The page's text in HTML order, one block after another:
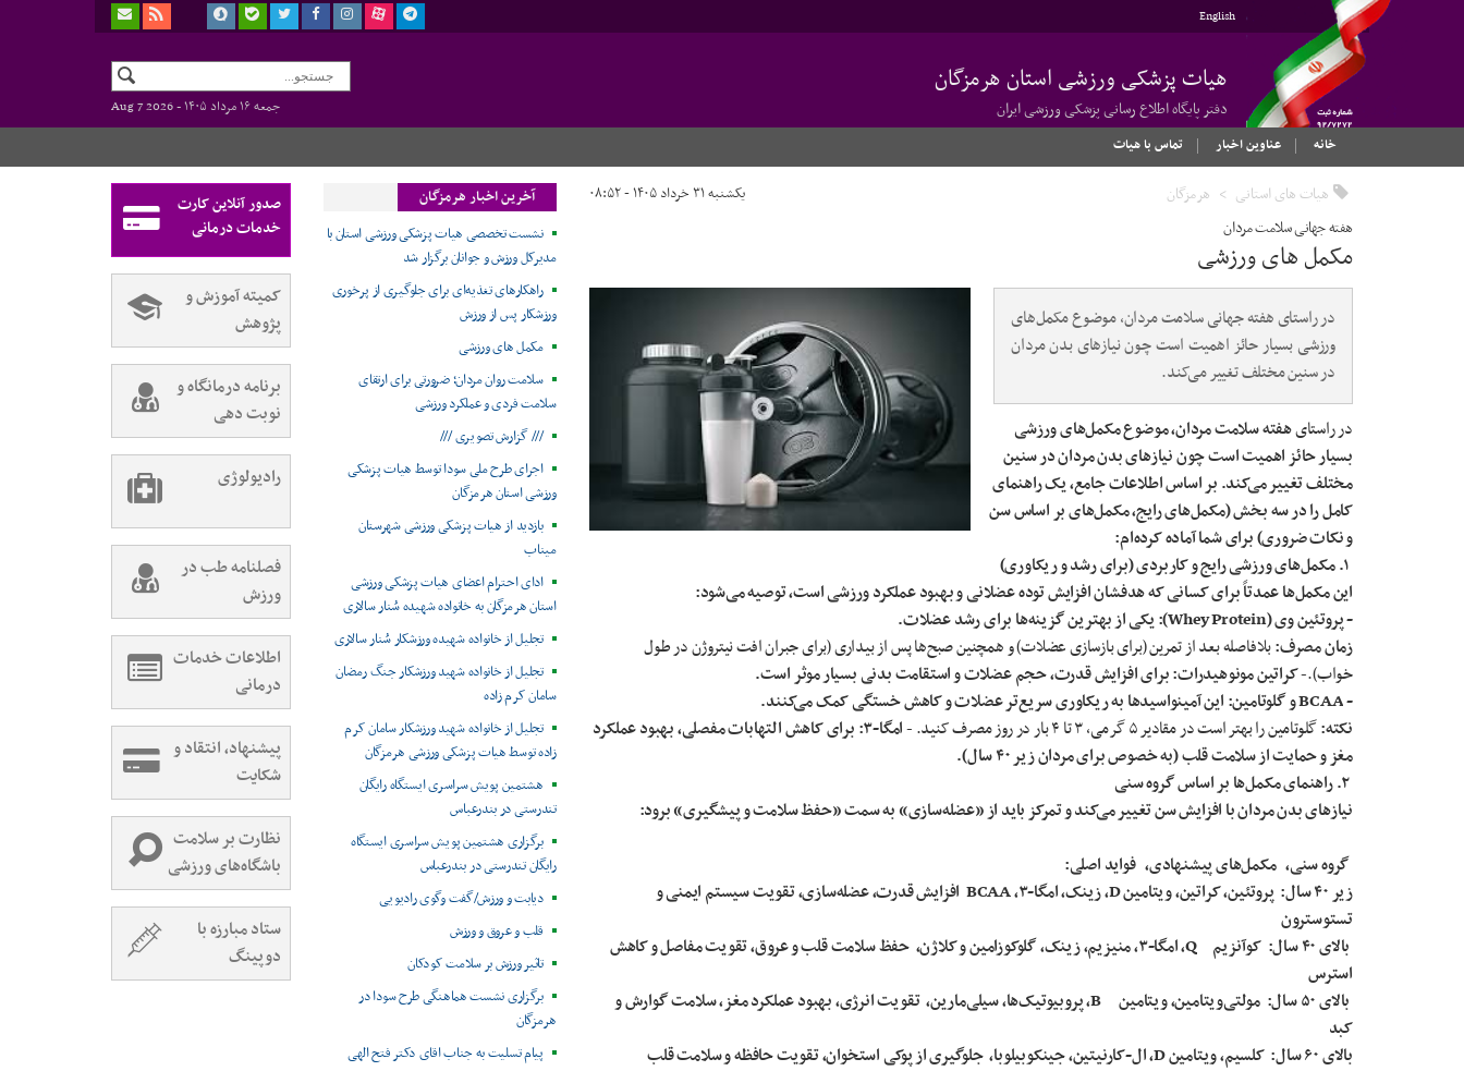
English
هیات پزشکی ورزشی استان هرمزگان
دفتر پایگاه اطلاع رسانی پزشکی ورزشی ایران جمعه ۱۶ مرداد ۱۴۰۵ -
Aug 7 2026
خانه
عناوین اخبار تماس با هیات
هیات های استانی هرمزگان یکشنبه ۳۱ خرداد ۱۴۰۵ - ۰۸:۵۲
هفته جهانی سلامت مردان
مکمل های ورزشی
در راستای هفته جهانی سلامت مردان، موضوع مکمل‌های
ورزشی بسیار حائز اهمیت است چون نیازهای بدن مردان
در سنین مختلف تغییر می‌کند.
در راستایهفته سلامت مردان، موضوع مکمل‌های ورزشی
بسیار حائز اهمیت است چون نیازهای بدن مردان در سنین
مختلف تغییر می‌کند. بر اساس اطلاعات جامع، یک راهنمای
کامل را در سهبخش (مکمل‌های رایج، مکمل‌های بر اساس سن
و نکات ضروری) برای شما آماده کرده‌ام:
این مکمل‌ها عمدتاً برای کسانی که هدفشان افزایش توده عضلانی و بهبود عملکرد ورزشی است، توصیه می‌شود:
- پروتئین وی (Whey Protein): یکی از بهترین گزینه‌ها برای رشد عضلات.
زمان مصرف:بلافاصله بعد از تمرین (برای بازسازی عضلات) و همچنین صبح‌ها پس از بیداری (برای جبران افت نیتروژن در طول
خواب).-کراتین مونوهیدرات: برای افزایش قدرت، حجم عضلات و استقامت بدنی بسیار موثر است.
-
BCAAو گلوتامین: این آمینواسیدها به ریکاوری سریع‌تر عضلات و کاهش خستگی کمک می‌کنند.
نکته:گلوتامین را بهتر است در مقادیر ۵ گرمی، ۳ تا ۴ بار در روز مصرف کنید. -
امگا-۳: برای کاهش التهابات مفصلی، بهبود عملکرد
مغز و حمایت از سلامت قلب (به خصوص برای مردان زیر ۴۰ سال).
نیازهای بدن مردان با افزایش سن تغییر می‌کند و تمرکز باید از «عضله‌سازی» به سمت «حفظ سلامت و پیشگیری» برود:
گروه سنی، مکمل‌های پیشنهادی، فواید اصلی:
زیر ۴۰ سال: پروتئین، کراتین، ویتامین
D، زینک، امگا-۳، BCAA افزایش قدرت، عضله‌سازی، تقویت سیستم ایمنی و
تستوسترون
بالای ۴۰ سال: کوآنزیم
Q
۱۰، امگا-۳، منیزیم، زینک، گلوکوزامین و کلاژن، حفظ سلامت قلب و عروق، تقویت مفاصل و کاهش
استرس
بالای ۵۰ سال: مولتی‌ویتامین، ویتامین
B۱۲، پروبیوتیک‌ها، سیلی‌مارین، تقویت انرژی، بهبود
عملکرد مغز، سلامت گوارش و
کبد
بالای ۶۰ سال: کلسیم، ویتامین
D، ال-کارنیتین، جینکوبیلوبا، جلوگیری از پوکی استخوان، تقویت حافظه و سلامت قلب
آخرین اخبار هرمزگان
نشست تخصصی هیات پزشکی ورزشی استان با
مدیرکل ورزش و جوانان برگزار شد
راهکارهای تغذیه‌ای برای جلوگیری از پرخوری
ورزشکار پس از ورزش
مکمل های ورزشی
سلامت روان مردان؛ ضرورتی برای ارتقای
سلامت فردی و عملکرد ورزشی
/// گزارش تصویری ///
اجرای طرح ملی سودا توسط هیات پزشکی
ورزشی استان هرمزگان
بازدید از هیات پزشکی ورزشی شهرستان
میناب
ادای احترام اعضای هیات پزشکی ورزشی
استان هرمزگان به خانواده شهیده سُنار سالاری
تجلیل از خانواده شهیده ورزشکار سُنار سالاری
تجلیل از خانواده شهید ورزشکار جنگ رمضان
سامان کرم زاده
تجلیل از خانواده شهید ورزشکار سامان کرم
زاده توسط هیات پزشکی ورزشی هرمزگان
هشتمین پویش سراسری ایستگاه رایگان
تندرستی در بندرعباس
برگزاری هشتمین پویش سراسری ایستگاه
رایگان تندرستی در بندرعباس
دیابت و ورزش/گفت وگوی رادیویی
قلب و عروق و ورزش
تاثیر ورزش بر سلامت کودکان
برگزاری نشست هماهنگی طرح سودا در
هرمزگان
پیام تسلیت به جناب اقای دکتر فتح الهی
صدور آنلاین کارت
خدمات درمانی
کمیته آموزش و
پژوهش
برنامه درمانگاه و
نوبت دهی
رادیولوژی
فصلنامه طب در
ورزش
اطلاعات خدمات
درمانی
پیشنهاد، انتقاد و
شکایت
نظارت بر سلامت
باشگاه‌های ورزشی
ستاد مبارزه با
دوپینگ